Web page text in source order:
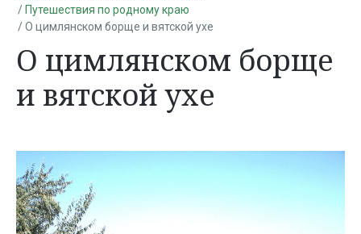
Путешествия по родному краю
О цимлянском борще и вятской ухе
О цимлянском борще
и вятской ухе